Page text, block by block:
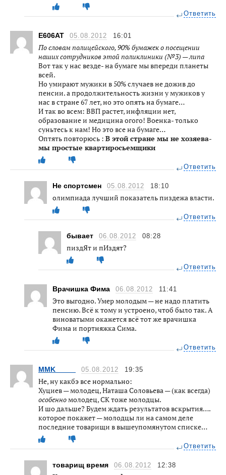
Ответить
Е606АТ 05.08.2012 16:01
По словам полицейского, 90% бумажек о посещении
наших сотрудников этой поликлиники (№3) — липа
Вот так у нас везде- на бумаге мы впереди планеты
всей.
Но умирают мужики в 50% случаев не дожив до
пенсии. а продолжительность жизни у мужиков у
нас в стране 67 лет, но это опять на бумаге…
И так во всем: ВВП растет, инфляции нет,
образование и медицина огого! Военка- только
суньтесь к нам! Но это все на бумаге…
Оптять повторюсь : В этой стране мы не хозяева-
мы простые квартиросьемщики
Ответить
Не спортсмен 05.08.2012 18:10
олимпиада лучший показатель пиздежа власти.
Ответить
бывает 06.08.2012 08:28
пиздЯт и пИздят?
Ответить
Врачишка Фима 06.08.2012 11:41
Это выгодно. Умер молодым — не надо платить
пенсию. Всё к тому и устроено, чтоб было так. А
виноватыми окажется всё тот же врачишка
Фима и портняжка Сима.
Ответить
MMK_____ 05.08.2012 19:35
Не, ну какбэ все нормально:
Хуциев — молодец, Наташа Соловьева — (как всегда)
особенномолодец, СК тоже молодцы.
И шо дальше? Будем ждать результатов вскрытия….
которое покажет — молодцы ли на самом деле
последние товарищи в вышеупомянутом списке…
Ответить
товарищ время 06.08.2012 12:38